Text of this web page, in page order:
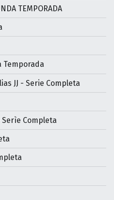
TEMPORADA
Temporada
JJ - Serie Completa
Completa